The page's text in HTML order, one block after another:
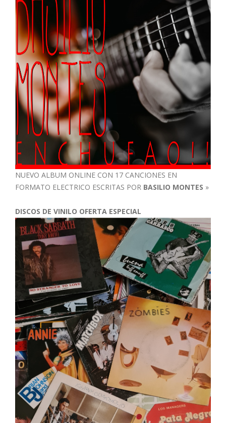
NUEVO ALBUM ONLINE CON 17 CANCIONES EN
FORMATO ELECTRICO ESCRITAS POR BASILIO MONTES »
DISCOS DE VINILO OFERTA ESPECIAL